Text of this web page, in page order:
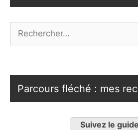
Parcours fléché : mes
Suivez le